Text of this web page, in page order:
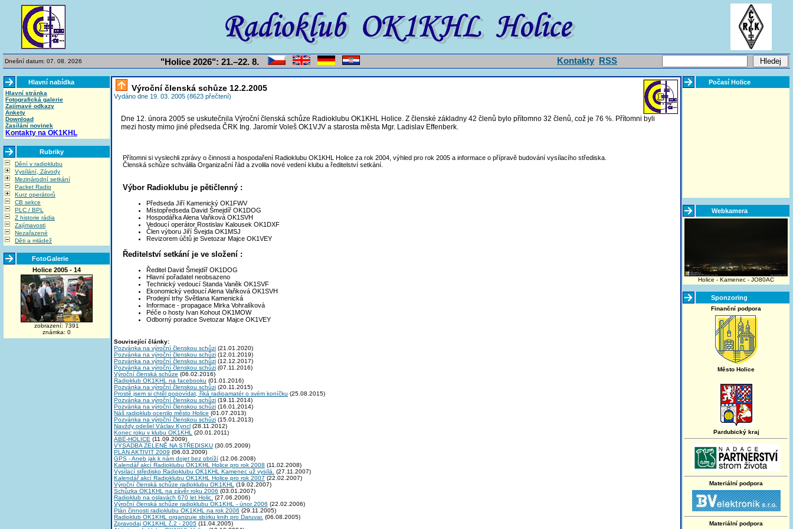
Dnešní datum: 07. 08. 2026 "Holice 2026": 21.–22. 8. Kontakty RSS
Hlavní nabídka
Hlavní stránka
Fotografická galerie
Zajímavé odkazy
Ankety
Download
Zasílání novinek
Kontakty na OK1KHL
Rubriky
Dění v radioklubu
Vysílání, Závody
Mezinárodní setkání
Packet Radio
Kurz operátorů
CB sekce
PLC / BPL
Z historie rádia
Zajímavosti
Nezařazené
Děti a mládež
FotoGalerie
Holice 2005 - 14
zobrazení: 7391
známka: 0
Výroční členská schůze 12.2.2005
Vydáno dne 19. 03. 2005 (8623 přečtení)
Dne 12. února 2005 se uskutečnila Výroční členská schůze Radioklubu OK1KHL Holice. Z členské základny 42 členů bylo přítomno 32 členů, což je 76 %. Přítomni byli
mezi hosty mimo jiné předseda ČRK Ing. Jaromír Voleš OK1VJV a starosta města Mgr. Ladislav Effenberk.
Přítomni si vyslechli zprávy o činnosti a hospodaření Radioklubu OK1KHL Holice za rok 2004, výhled pro rok 2005 a informace o přípravě budování vysílacího střediska.
Členská schůze schválila Organizační řád a zvolila nové vedení klubu a ředitelství setkání.
Výbor Radioklubu je pětičlenný :
Předseda Jiří Kamenický OK1FWV
Místopředseda David Šmejdíř OK1DOG
Hospodářka Alena Vaňková OK1SVH
Vedoucí operátor Rostislav Kalousek OK1DXF
Člen výboru Jiří Švejda OK1MSJ
Revizorem účtů je Svetozar Majce OK1VEY
Ředitelství setkání je ve složení :
Ředitel David Šmejdíř OK1DOG
Hlavní pořadatel neobsazeno
Technický vedoucí Standa Vaněk OK1SVF
Ekonomický vedoucí Alena Vaňková OK1SVH
Prodejní trhy Světlana Kamenická
Informace - propagace Mirka Vohralíková
Péče o hosty Ivan Kohout OK1MOW
Odborný poradce Svetozar Majce OK1VEY
Související články:
Pozvánka na výroční členskou schůzi (21.01.2020)
Pozvánka na výroční členskou schůzi (12.01.2019)
Pozvánka na výroční členskou schůzi (12.12.2017)
Pozvánka na výroční členskou schůzi (07.11.2016)
Výroční členská schůze (06.02.2016)
Radioklub OK1KHL na facebooku (01.01.2016)
Pozvánka na výroční členskou schůzi (20.11.2015)
Prostě jsem si chtěl popovídat, říká radioamatér o svém koníčku (25.08.2015)
Pozvánka na výroční členskou schůzi (19.11.2014)
Pozvánka na výroční členskou schůzi (16.01.2014)
Náš radioklub ocenilo město Holice (01.07.2013)
Pozvánka na výroční členskou schůzi (15.01.2013)
Navždy odešel Václav Kyncl (28.11.2012)
Konec roku v klubu OK1KHL
(20.01.2011)
ABÉ-HOLICE (11.09.2009)
VÝSADBA ZELENĚ NA STŘEDISKU (30.05.2009)
PLÁN AKTIVIT 2009 (06.03.2009)
GPS - Aneb jak k nám dojet bez obtíží (12.06.2008)
Kalendář akcí Radioklubu OK1KHL Holice pro rok 2008 (11.02.2008)
Vysílací středisko Radioklubu OK1KHL Kamenec už vysílá.
(27.11.2007)
Kalendář akcí Radioklubu OK1KHL Holice pro rok 2007 (22.02.2007)
Výroční členská schůze radioklubu OK1KHL
(19.02.2007)
Schůzka OK1KHL na závěr roku 2006 (03.01.2007)
Radioklub na oslavách 670 let Holic. (27.06.2006)
Výroční členská schůze radioklubu OK1KHL - únor 2006 (22.02.2006)
Plán činnosti radioklubu OK1KHL na rok 2006 (29.11.2005)
Radioklub OK1KHL organizuje sbírku knih pro Daruvar. (06.08.2005)
Zpravodaj OK1KHL č.2 - 2005 (11.04.2005)
Počasí Holice
Webkamera
Holice - Kamenec - JO80AC
Sponzoring
Finanční podpora
Město Holice
Pardubický kraj
Materiální podpora
Materiální podpora